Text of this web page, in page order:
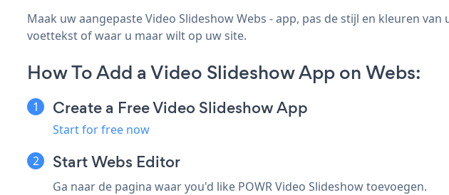
Maak uw aangepaste Video Slideshow Webs - app, pas de stijl en kleuren
voettekst of waar u maar wilt op uw site.
How To Add a Video Slideshow App on Webs:
Create a Free Video Slideshow App
Start for free now
Start Webs Editor
Ga naar de pagina waar you'd like POWR Video Slideshow toevoegen.